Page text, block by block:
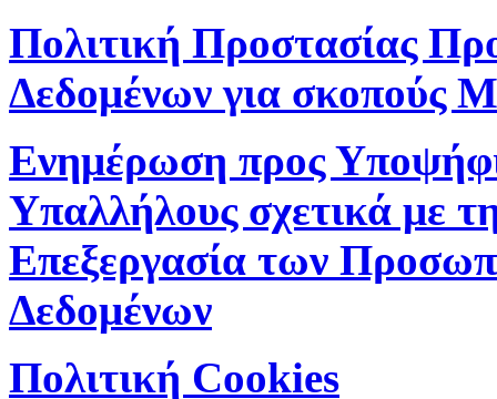
Πολιτική Προστασίας
Δεδομένων για σκοπούς
Ενημέρωση προς
Υπαλλήλους σχετικά με
Επεξεργασία των
Δεδομένων
Πολιτική Cookies